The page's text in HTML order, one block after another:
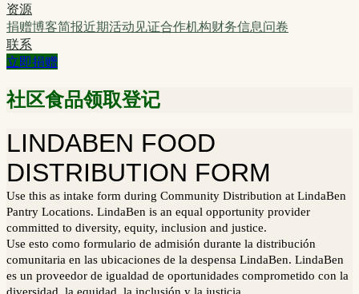
资源
捐赠博客简报近期活动 见证合作机构财务信息问卷
联系
立即捐赠
社区食品领取登记